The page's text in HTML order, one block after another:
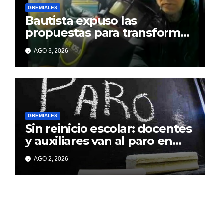
GREMIALES
Bautista expuso las
propuestas para transformar
el Sindicato Municipal de
Berisso
AGO 3, 2026
GREMIALES
Sin reinicio escolar: docentes
y auxiliares van al paro en
todo el país
AGO 2, 2026